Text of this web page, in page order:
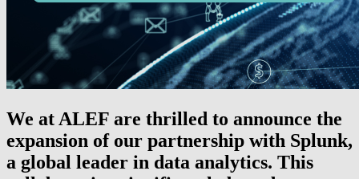
We at ALEF are thrilled to announce the
expansion of our partnership with Splunk,
a global leader in data analytics. This